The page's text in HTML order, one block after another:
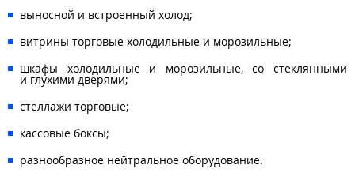
выносной и встроенный холод;
витрины торговые холодильные и морозильные;
шкафы холодильные и морозильные, со стеклянными
и глухими дверями;
стеллажи торговые;
кассовые боксы;
разнообразное нейтральное оборудование.